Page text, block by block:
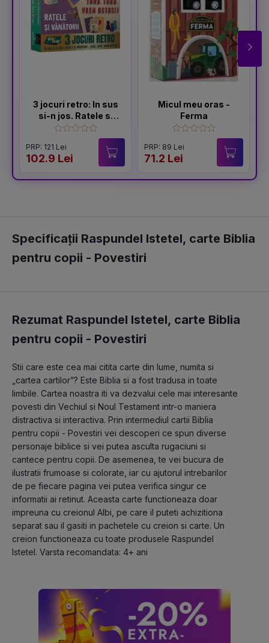
3 jocuri retro: In sus
si-n jos. Ratele si
vanatorii. Tara,
tara, vrem ostasi!
PRP: 121 Lei
102.9 Lei
Micul meu oras -
Ferma
PRP: 89 Lei
71.2 Lei
Specificații Raspundel Istetel, carte Biblia
pentru copii - Povestiri
Rezumat Raspundel Istetel, carte Biblia
pentru copii - Povestiri
Stii care este cea mai citita carte din lume, numita si
„cartea cartilor”? Este Biblia si a fost tradusa in toate
limbile. Cartea noastra iti va dezvalui cele mai interesante
povesti din Vechiul si Noul Testament intr-o maniera
distractiva si interactiva. Prin intermediul cartii Biblia
pentru copii - Povestiri vei descoperi ce spun diverse
personaje biblice si vei putea asculta rugaciuni si
cantece pentru copii. De asemenea, te vei bucura de
ilustratii frumoase si colorate, iar cu ajutorul intrebarilor
de pe fiecare pagina vei putea verifica singur ce
informatii ai retinut. Aceasta carte functioneaza doar
impreuna cu creionul Albi, pe care il puteti achizitiona
separat sau il gasiti in pachetele cu creion si carte. Un
creion functioneaza cu toate produsele Raspundel
Istetel. Varsta recomandata: 4+ ani